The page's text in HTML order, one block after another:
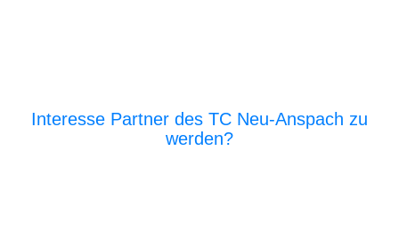
Interesse Partner des TC Neu-Anspach zu
werden?